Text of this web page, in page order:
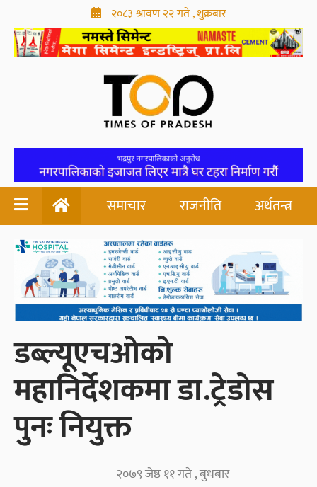
२०८३ श्रावण २२ गते , शुक्रबार
समाचार राजनीति अर्थतन्त्र
डब्ल्यूएचओको
महानिर्देशकमा डा.ट्रेडोस
पुनः नियुक्त
२०७९ जेष्ठ ११ गते , बुधबार